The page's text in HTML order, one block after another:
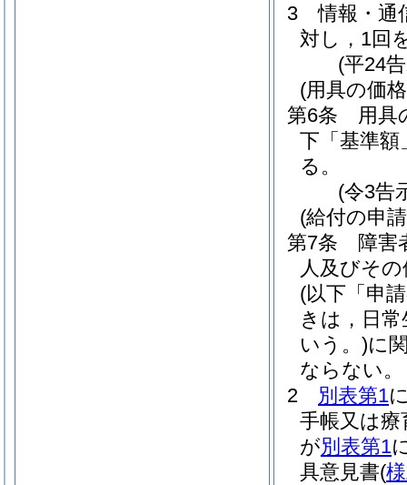
3
情報・通
対し，1回
(平24
(用具の価
第6条
用具
下「基準
る。
(令3告
(給付の申
第7条
障害
人及びそ
(以下「申
きは，日
いう。)に
ならない。
2
別表第1
手帳又は
が別表第1
具意見書(